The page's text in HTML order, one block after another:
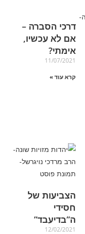
דרכי הסברה –
אם לא עכשיו,
אימתי?
11/07/2021
קרא עוד »
הצביעות של
חסידי
ה”בדיעבד”
12/02/2021